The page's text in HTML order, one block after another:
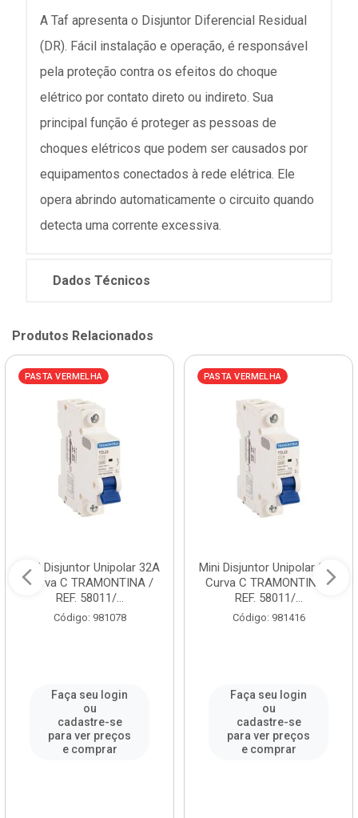
A Taf apresenta o Disjuntor Diferencial Residual
(DR). Fácil instalação e operação, é responsável
pela proteção contra os efeitos do choque
elétrico por contato direto ou indireto. Sua
principal função é proteger as pessoas de
choques elétricos que podem ser causados por
equipamentos conectados à rede elétrica. Ele
opera abrindo automaticamente o circuito quando
detecta uma corrente excessiva.
Dados Técnicos
Produtos Relacionados
PASTA VERMELHA
Mini Disjuntor Unipolar 32A
Curva C TRAMONTINA /
REF. 58011/...
Código: 981078
Faça seu login
ou
cadastre-se
para ver preços
e comprar
PASTA VERMELHA
Mini Disjuntor Unipolar 25A
Curva C TRAMONTINA /
REF. 58011/...
Código: 981416
Faça seu login
ou
cadastre-se
para ver preços
e comprar